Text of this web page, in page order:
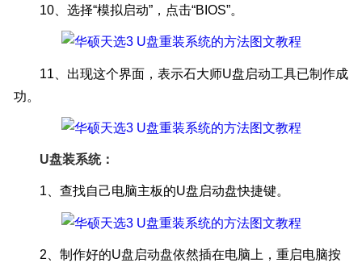
10、选择“模拟启动”，点击“BIOS”。
11、出现这个界面，表示石大师U盘启动工具已制作成
功。
U盘装系统：
1、查找自己电脑主板的U盘启动盘快捷键。
2、制作好的U盘启动盘依然插在电脑上，重启电脑按